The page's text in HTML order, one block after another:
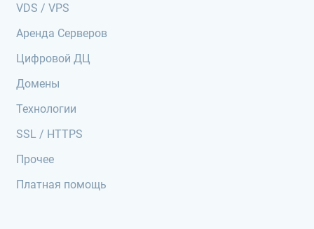
VDS / VPS
Аренда Серверов
Цифровой ДЦ
Домены
Технологии
SSL / HTTPS
Прочее
Платная помощь